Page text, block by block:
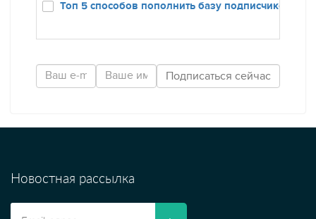
Топ 5 способов пополнить базу подписчиков
Новостная рассылка